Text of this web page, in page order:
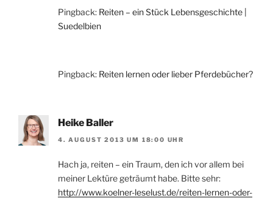
Pingback: Reiten – ein Stück Lebensgeschichte |
Suedelbien
Pingback: Reiten lernen oder lieber Pferdebücher?
Heike Baller
4. AUGUST 2013 UM 18:00 UHR
Hach ja, reiten – ein Traum, den ich vor allem bei
meiner Lektüre geträumt habe. Bitte sehr:
http://www.koelner-leselust.de/reiten-lernen-oder-